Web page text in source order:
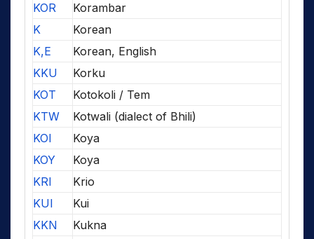
KOR
Korambar
K
Korean
K,E
Korean, English
KKU
Korku
KOT
Kotokoli / Tem
KTW
Kotwali (dialect of Bhili)
KOI
Koya
KOY
Koya
KRI
Krio
KUI
Kui
KKN
Kukna